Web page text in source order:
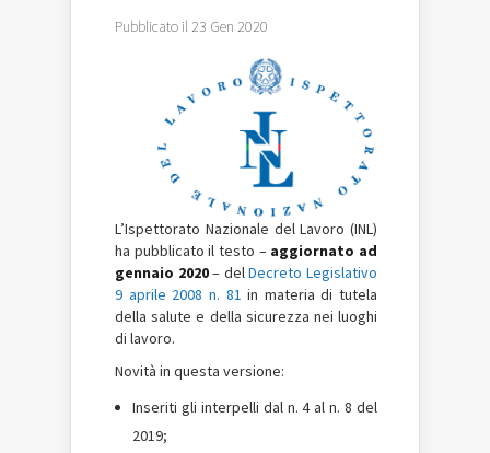
Pubblicato il 23 Gen 2020
L’Ispettorato Nazionale del Lavoro (INL)
ha pubblicato il testo – aggiornato ad
gennaio 2020– delDecreto Legislativo
9 aprile 2008 n. 81 in materia di tutela
della salute e della sicurezza nei luoghi
di lavoro.
Novità in questa versione:
Inseriti gli interpelli dal n. 4 al n. 8 del
2019;